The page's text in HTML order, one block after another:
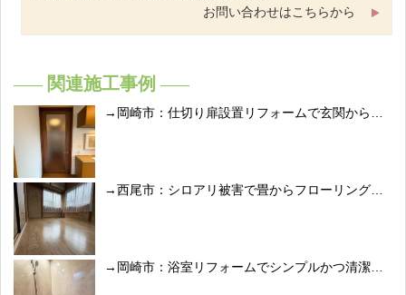
お問い合わせはこちらから
関連施工事例
岡崎市：仕切り扉設置リフォームで玄関からの冷気をシャットアウト
西尾市：シロアリ被害で畳からフローリングへ修復リフォーム
岡崎市：浴室リフォームでシンプルかつ清潔感のある空間へ